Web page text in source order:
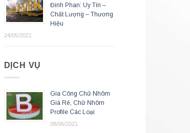
Đinh Phan: Uy Tín –
Chất Lượng – Thương
Hiệu
24/05/2021
DỊCH VỤ
Gia Công Chữ Nhôm
Giá Rẻ, Chữ Nhôm
Profile Các Loại
08/06/2021